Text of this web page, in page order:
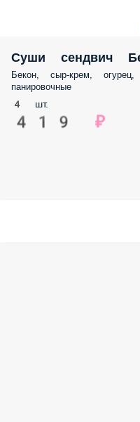
Суши сендвич
Бекон, сыр-крем,
панировочные
4 шт.
419 ₽